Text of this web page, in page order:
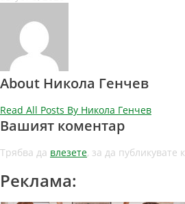
About Никола Генчев
Read All Posts By Никола Генчев
Вашият коментар
Трябва да влезете, за да публикувате
Реклама: